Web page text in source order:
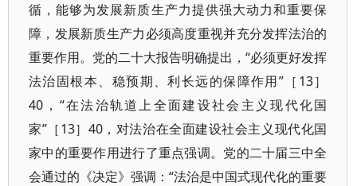
循，能够为发展新质生产力提供强大动力和重要保
障，发展新质生产力必须高度重视并充分发挥法治的
重要作用。党的二十大报告明确提出，“必须更好发挥
法治固根本、稳预期、利长远的保障作用”［13］
40，“在法治轨道上全面建设社会主义现代化国
家”［13］40，对法治在全面建设社会主义现代化国
家中的重要作用进行了重点强调。党的二十届三中全
会通过的《决定》强调：“法治是中国式现代化的重要